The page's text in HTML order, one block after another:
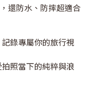
還防水、防摔超適合
錄專屬你的旅行視
照當下的純粹與浪